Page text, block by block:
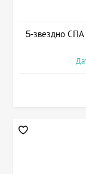
5-звездно СПА